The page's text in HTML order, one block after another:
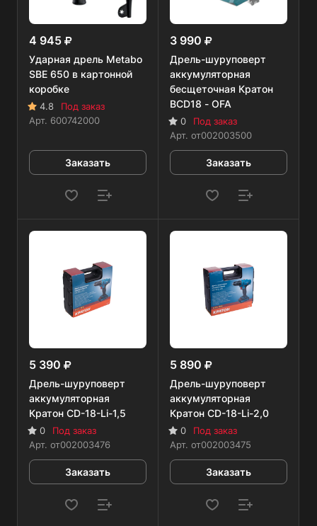
4 945
Ударная дрель Metabo
SBE 650 в картонной
коробке
4.8
Под заказ
Арт. 600742000
Заказать
3 990
Дрель-шуруповерт
аккумуляторная
бесщеточная Кратон
BCD18 - OFA
0
Под заказ
Арт. от002003500
Заказать
5 390
Дрель-шуруповерт
аккумуляторная
Кратон CD-18-Li-1,5
0
Под заказ
Арт. от002003476
Заказать
5 890
Дрель-шуруповерт
аккумуляторная
Кратон CD-18-Li-2,0
0
Под заказ
Арт. от002003475
Заказать